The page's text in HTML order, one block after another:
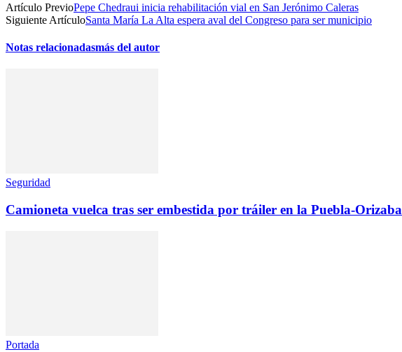
Artículo PrevioPepe Chedraui inicia rehabilitación vial en San Jerónimo Caleras
Siguiente ArtículoSanta María La Alta espera aval del Congreso para ser municipio
Notas relacionadasmás del autor
Seguridad
Camioneta vuelca tras ser embestida por tráiler en la Puebla-Orizaba
Portada